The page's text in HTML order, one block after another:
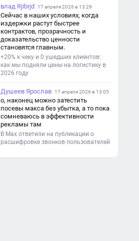
должность учителя. - Город, год. 2.
Введение - Актуальность темы
(почему это важно). - Цель и
задачи проекта. - Объект и предмет
исследования. - Методы работы. 3.
Основная часть - Теоретическая
основные понятия. - Практическая
глава: что сделано (исследование,
опрос, создание изделия и т. д.). -
Заключение - Краткие выводы по
проекту. - Достигнута ли цель. -
Практическая значимость работы.
5. Список литературы Перечень
использованных книг, статей,
сайтов. 6. Приложения (по
необходимости) Таблицы,
влад Rjibrjd 17 апреля 2026 в 13:29
Сейчас в наших условиях, когда
издержки растут быстрее
контрактов, прозрачность и
доказательство ценности
становятся главным.
+20% к чеку и 0 ушедших клиентов:
как мы подняли цены на логистику в
2026 году
Душеев Ярослав 17 апреля 2026 в 13:05
о, наконец можно затестить
посевы макса без убытка, а то пока
сомневаюсь в эффективности
рекламы там
В Max ответили на публикации о
расшифровке звонков пользователей